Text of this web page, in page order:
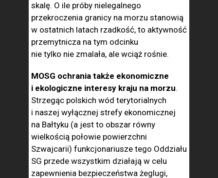
skalę. O ile próby nielegalnego
przekroczenia granicy na morzu stanowią
w ostatnich latach rzadkość, to aktywność
przemytnicza na tym od­cinku
nie tylko nie zmalała, ale wciąż rośnie.
MOSG ochrania także ekonomiczne
i ekologiczne interesy kraju na morzu.
Strzegąc pol­skich wód terytorialnych
i naszej wyłącznej strefy ekonomicznej
na Bałtyku (a jest to obszar równy
wielkością połowie powierzch­ni
Szwajcarii) funkcjonariusze tego Oddziału
SG przede wszystkim działają w celu
zapewnienia bezpieczeństwa żeglugi,